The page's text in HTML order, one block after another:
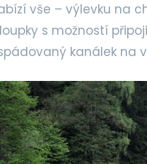
vše – výlevku na
s možností
kanálek na